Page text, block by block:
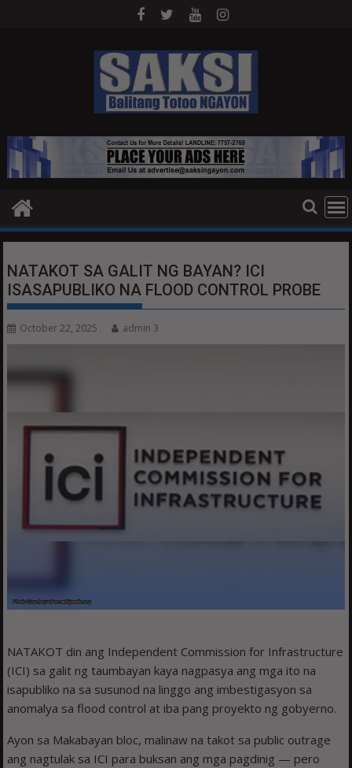
NATAKOT SA GALIT NG BAYAN? ICI
ISASAPUBLIKO NA FLOOD CONTROL PROBE
October 22, 2025 admin 3
NATAKOT din ang Independent Commission for Infrastructure
(ICI) sa galit ng taumbayan kaya nagpasya ang mga ito na
isapubliko na sa susunod na linggo ang imbestigasyon sa
anomalya sa flood control at iba pang proyekto ng gobyerno.
Ayon sa Makabayan bloc, malinaw na takot sa public outrage
ang nagtulak sa ICI para buksan ang mga pagdinig — pero